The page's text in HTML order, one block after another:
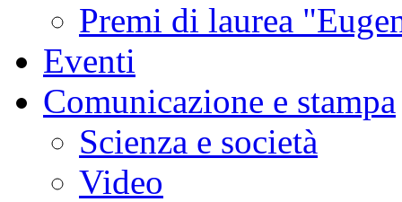
Premi di laurea
Eventi
Comunicazione e stampa
Scienza e società
Video